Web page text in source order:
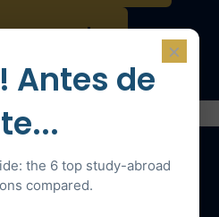
un experto
servicios
×
Antes de
the 6 top study-abroad
compared.